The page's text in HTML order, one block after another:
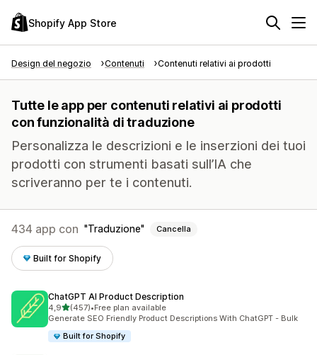
Shopify App Store
Design del negozio Contenuti Contenuti relativi ai prodotti
Tutte le app per contenuti relativi ai prodotti
con funzionalità di traduzione
Personalizza le descrizioni e le inserzioni dei tuoi
prodotti con strumenti basati sull’IA che
scriveranno per te i contenuti.
434 app con Traduzione Cancella
Built for Shopify
ChatGPT AI Product Description
4,9stelle su 5
(457)
457 recensioni totali
•Free plan available
Generate SEO Friendly Product Descriptions With ChatGPT - Bulk
Built for Shopify